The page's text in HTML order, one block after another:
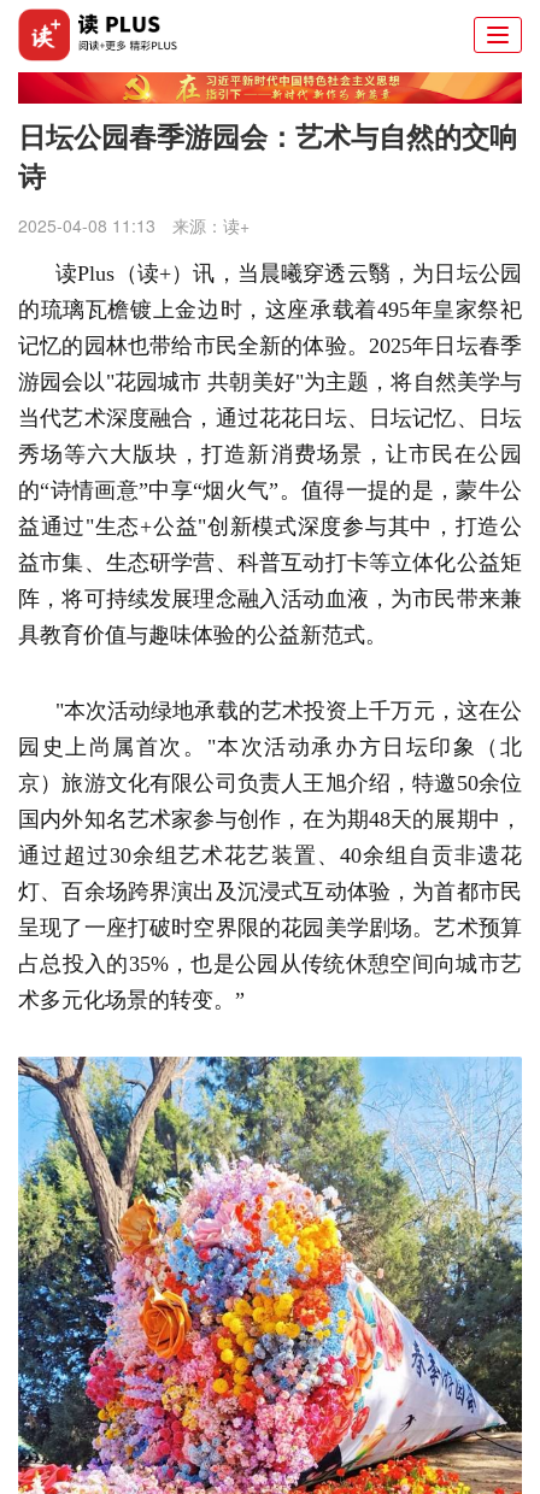
日坛公园春季游园会：艺术与自然的交响
诗
2025-04-08 11:13 来源： 读+
读Plus（读+）讯， 当晨曦穿透云翳，为日坛公园
的琉璃瓦檐镀上金边时，这座承载着495年皇家祭祀
记忆的园林也带给市民全新的体验。2025年日坛春季
游园会以"花园城市 共朝美好"为主题，将自然美学与
当代艺术深度融合，通过花花日坛、日坛记忆、日坛
秀场等六大版块，打造新消费场景，让市民在公园
的“诗情画意”中享“烟火气”。值得一提的是，蒙牛公
益通过"生态+公益"创新模式深度参与其中，打造公
益市集、生态研学营、科普互动打卡等立体化公益矩
阵，将可持续发展理念融入活动血液，为市民带来兼
具教育价值与趣味体验的公益新范式。
"本次活动绿地承载的艺术投资上千万元，这在公
园史上尚属首次。"本次活动承办方日坛印象（北
京）旅游文化有限公司负责人王旭介绍，特邀50余位
国内外知名艺术家参与创作，在为期48天的展期中，
通过超过30余组艺术花艺装置、40余组自贡非遗花
灯、百余场跨界演出及沉浸式互动体验，为首都市民
呈现了一座打破时空界限的花园美学剧场。艺术预算
占总投入的35%，也是公园从传统休憩空间向城市艺
术多元化场景的转变。”